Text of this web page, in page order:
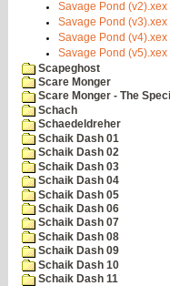
Savage Pond (v2).xex
Savage Pond (v3).xex
Savage Pond (v4).xex
Savage Pond (v5).xex
Scapeghost
Scare Monger
Scare Monger - The
Schach
Schaedeldreher
Schaik Dash 01
Schaik Dash 02
Schaik Dash 03
Schaik Dash 04
Schaik Dash 05
Schaik Dash 06
Schaik Dash 07
Schaik Dash 08
Schaik Dash 09
Schaik Dash 10
Schaik Dash 11